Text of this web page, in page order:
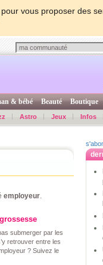
vous proposer des
& bébé Beauté Boutique
Astro Jeux Infos
employeur.
submerger par les
retrouver entre les
? Suivez le